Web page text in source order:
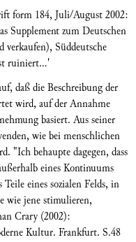
form 184, Juli/August 2002:
Supplement zum Deutschen
Süddeutsche
ruiniert...'
daß die Beschreibung der
wird, auf der Annahme
basiert. Aus seiner
wie bei menschlichen
"Ich behaupte dagegen, dass
eines Kontinuums
eines sozialen Felds, in
wie jene stimulieren,
Crary (2002):
Kultur. Frankfurt. S.48